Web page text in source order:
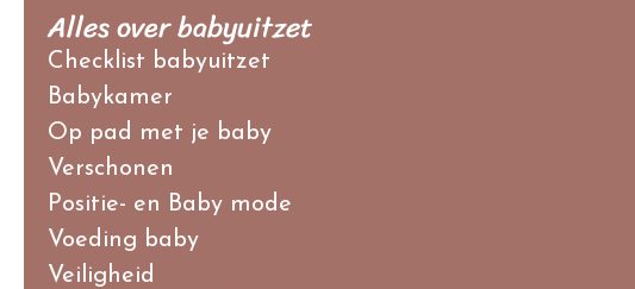
Alles over babyuitzet
Checklist babyuitzet
Babykamer
Op pad met je baby
Verschonen
Positie- en Baby mode
Voeding baby
Veiligheid